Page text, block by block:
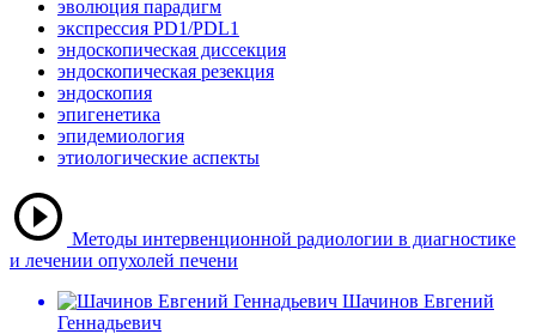
эволюция парадигм
экспрессия PD1/PDL1
эндоскопическая диссекция
эндоскопическая резекция
эндоскопия
эпигенетика
эпидемиология
этиологические аспекты
Методы интервенционной радиологии в диагностике
и лечении опухолей печени
Шачинов Евгений
Геннадьевич